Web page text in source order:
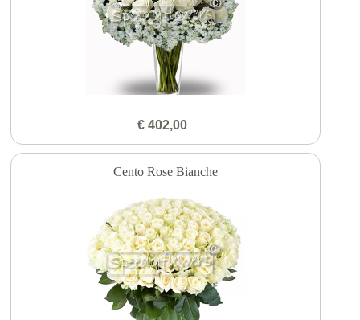
€ 402,00
Cento Rose Bianche